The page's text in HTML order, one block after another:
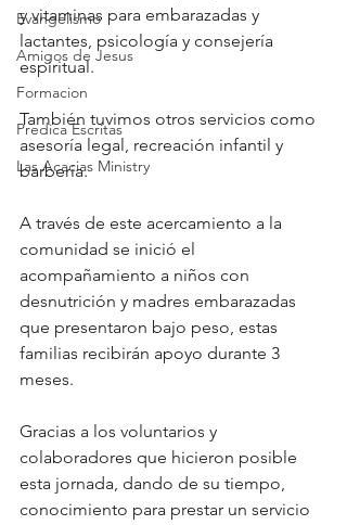
Evangelismo
Amigos de Jesus
Formacion
Predica Escritas
Las Acacias Ministry
y vitaminas para embarazadas y
lactantes, psicología y consejería
espiritual.
También tuvimos otros servicios como
asesoría legal, recreación infantil y
barbería.
A través de este acercamiento a la
comunidad se inició el
acompañamiento a niños con
desnutrición y madres embarazadas
que presentaron bajo peso, estas
familias recibirán apoyo durante 3
meses.
Gracias a los voluntarios y
colaboradores que hicieron posible
esta jornada, dando de su tiempo,
conocimiento para prestar un servicio